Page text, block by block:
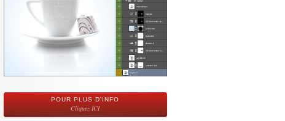
POUR PLUS D'INFO
Cliquez ICI